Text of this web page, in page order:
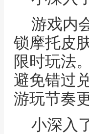
游戏内
锁摩托皮
限时玩法
避免错过
游玩节奏
小深入